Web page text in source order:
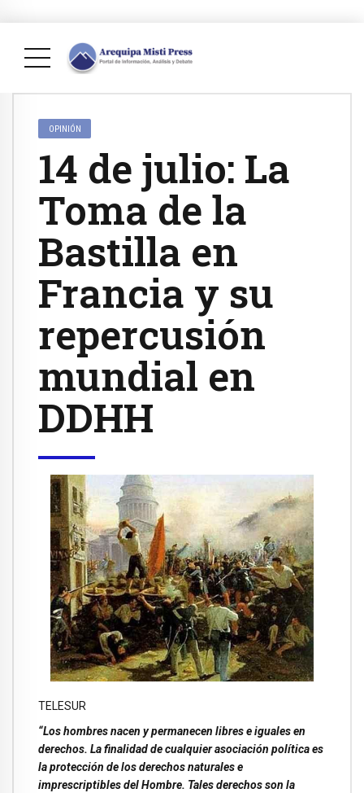
OPINIÓN
14 de julio: La
Toma de la
Bastilla en
Francia y su
repercusión
mundial en
DDHH
TELESUR
“Los hombres nacen y permanecen libres e iguales en
derechos. La finalidad de cualquier asociación política es
la protección de los derechos naturales e
imprescriptibles del Hombre. Tales derechos son la